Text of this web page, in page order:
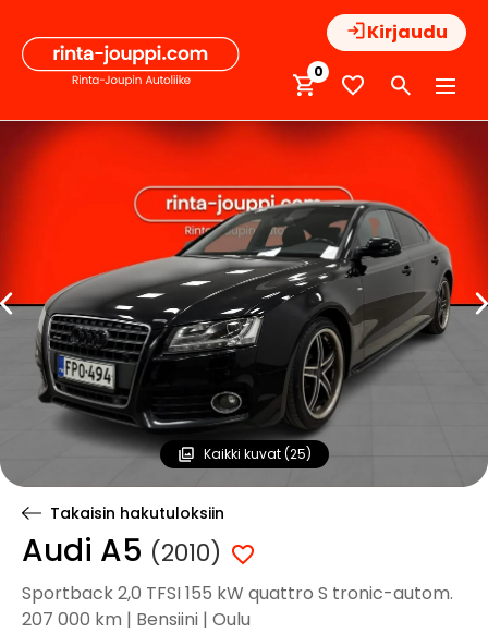
sisältöön
Kirjaudu
0
Kaikki kuvat (25)
Takaisin hakutuloksiin
Audi A5 (2010)
Sportback 2,0 TFSI 155 kW quattro S tronic-autom.
207 000 km | Bensiini | Oulu